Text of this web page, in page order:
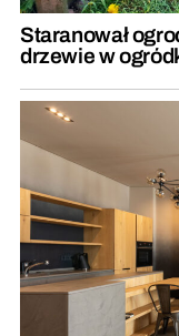
Staranował
drzewie w